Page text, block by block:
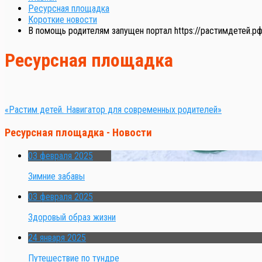
Ресурсная площадка
Короткие новости
В помощь родителям запущен портал https://растимдетей.рф
Ресурсная площадка
«Растим детей. Навигатор для современных родителей»
Ресурсная площадка - Новости
03 февраля 2025
Зимние забавы
03 февраля 2025
Здоровый образ жизни
24 января 2025
Путешествие по тундре